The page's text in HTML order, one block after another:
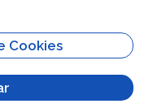
Cookies